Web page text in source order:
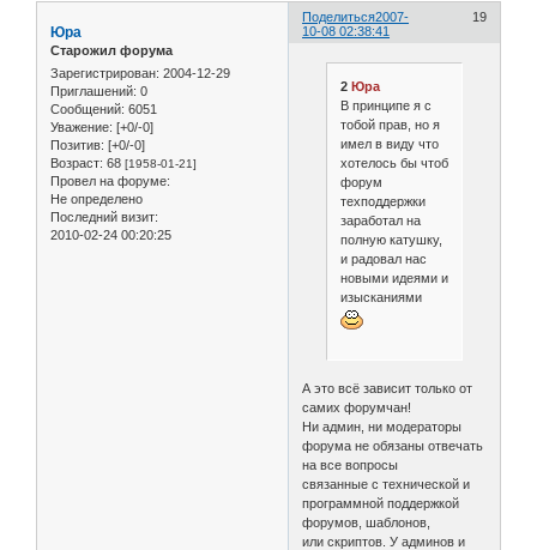
Поделиться 19
2007-
10-08 02:38:41
Юра
Старожил форума
Зарегистрирован: 2004-12-29
Приглашений: 0
Сообщений: 6051
Уважение: [+0/-0]
Позитив: [+0/-0]
Возраст: 68 [1958-01-21]
Провел на форуме:
Не определено
Последний визит:
2010-02-24 00:20:25
2 Юра
В принципе я с
тобой прав, но я
имел в виду что
хотелось бы чтоб
форум
техподдержки
заработал на
полную катушку,
и радовал нас
новыми идеями и
изысканиями
А это всё зависит только от
самих форумчан!
Ни админ, ни модераторы
форума не обязаны отвечать
на все вопросы
связанные с технической и
программной поддержкой
форумов, шаблонов,
или скриптов. У админов и